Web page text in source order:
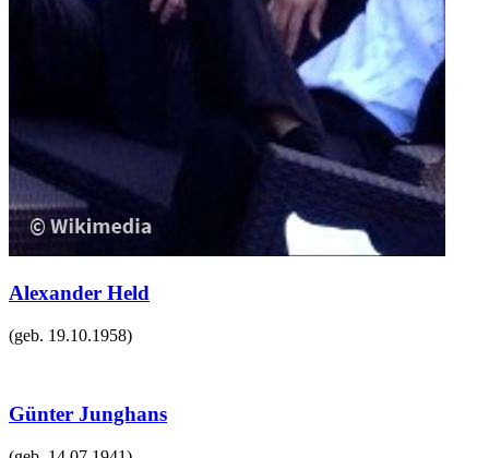
Alexander Held
(geb. 19.10.1958)
Günter Junghans